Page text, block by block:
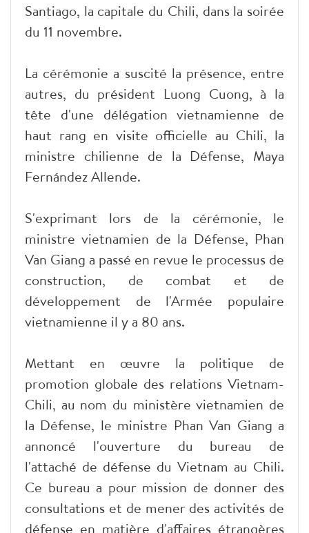
Santiago, la capitale du Chili, dans la soirée
du 11 novembre.
La cérémonie a suscité la présence, entre
autres, du président Luong Cuong, à la
tête d'une délégation vietnamienne de
haut rang en visite officielle au Chili, la
ministre chilienne de la Défense, Maya
Fernández Allende.
S'exprimant lors de la cérémonie, le
ministre vietnamien de la Défense, Phan
Van Giang a passé en revue le processus de
construction, de combat et de
développement de l'Armée populaire
vietnamienne il y a 80 ans.
Mettant en œuvre la politique de
promotion globale des relations Vietnam-
Chili, au nom du ministère vietnamien de
la Défense, le ministre Phan Van Giang a
annoncé l'ouverture du bureau de
l'attaché de défense du Vietnam au Chili.
Ce bureau a pour mission de donner des
consultations et de mener des activités de
défense en matière d'affaires étrangères